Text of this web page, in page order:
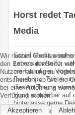
Horst redet
Media
Social Media
Lebensinhalte für
merkwürdigen
Facebook, Twitter
diesem Thema
Horst wunderbar auf
hinterlasse gerne
Thema gerne hier im
Wir nutzen Cookies auf
den Betrieb der Seite,
Nutzererfahrung zu
entscheiden, ob Sie die
bei einer Ablehnung
Verfügung stehen.
Akzeptieren